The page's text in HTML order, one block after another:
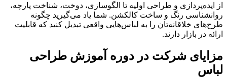
از ایده‌پردازی و طراحی اولیه تا الگوسازی، دوخت، شناخت پارچه،
روانشناسی رنگ و ساخت کالکشن. شما یاد می‌گیرید چگونه
طرح‌های خلاقانه‌تان را به لباس‌هایی واقعی تبدیل کنید که قابلیت
ارائه در بازار دارند.
مزایای شرکت در دوره آموزش طراحی
لباس